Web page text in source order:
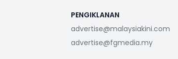
PENGIKLANAN
advertise@malaysiakini.com
advertise@fgmedia.my